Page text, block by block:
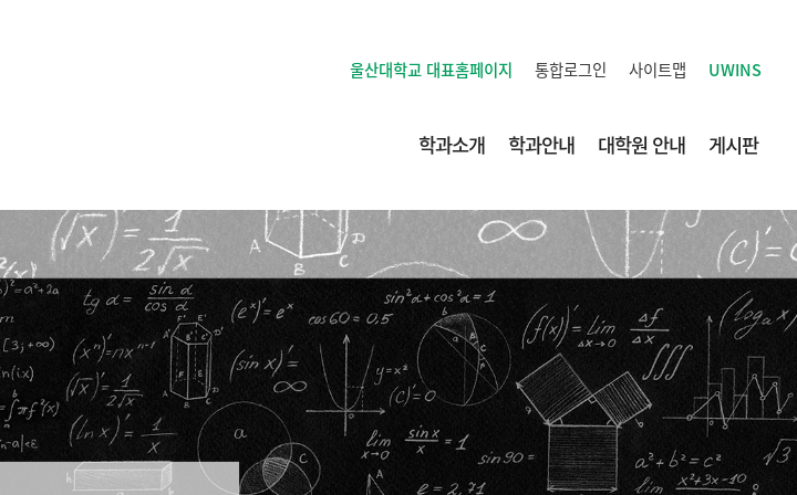
울산대학교 대표홈페이지 통합로그인 사이트맵 UWINS
학과소개 학과안내 대학원 안내 게시판